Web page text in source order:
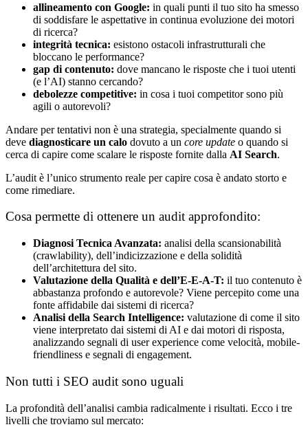
allineamento con Google: in quali punti il tuo sito ha smesso
di soddisfare le aspettative in continua evoluzione dei motori
di ricerca?
integrità tecnica: esistono ostacoli infrastrutturali che
bloccano le performance?
gap di contenuto: dove mancano le risposte che i tuoi utenti
(e l’AI) stanno cercando?
debolezze competitive: in cosa i tuoi competitor sono più
agili o autorevoli?
Andare per tentativi non è una strategia, specialmente quando si
deve diagnosticare un calo dovuto a un core update o quando si
cerca di capire come scalare le risposte fornite dalla AI Search.
L’audit è l’unico strumento reale per capire cosa è andato storto e
come rimediare.
Cosa permette di ottenere un audit approfondito:
Diagnosi Tecnica Avanzata: analisi della scansionabilità
(crawlability), dell’indicizzazione e della solidità
dell’architettura del sito.
Valutazione della Qualità e dell’E-E-A-T: il tuo contenuto è
abbastanza profondo e autorevole? Viene percepito come una
fonte affidabile dai sistemi di ricerca?
Analisi della Search Intelligence: valutazione di come il sito
viene interpretato dai sistemi di AI e dai motori di risposta,
analizzando segnali di user experience come velocità, mobile-
friendliness e segnali di engagement.
Non tutti i SEO audit sono uguali
La profondità dell’analisi cambia radicalmente i risultati. Ecco i tre
livelli che troviamo sul mercato: